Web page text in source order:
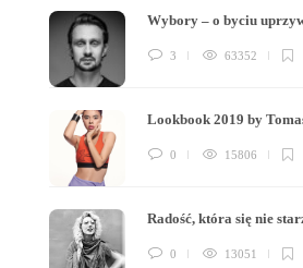
Wybory – o byciu
3 63352
Lookbook 2019 by
0 15806
Radość, która się nie
0 13051